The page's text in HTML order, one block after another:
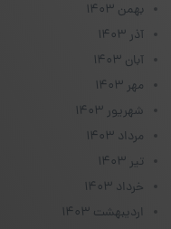
بهمن ۱۴۰۳
آذر ۱۴۰۳
آبان ۱۴۰۳
مهر ۱۴۰۳
شهریور ۱۴۰۳
مرداد ۱۴۰۳
تیر ۱۴۰۳
خرداد ۱۴۰۳
اردیبهشت ۱۴۰۳